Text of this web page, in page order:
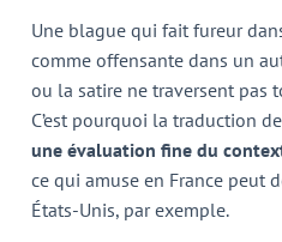
Une blague qui fait fureur
comme offensante dans un
ou la satire ne traversent pas
C’est pourquoi la traduction
une évaluation fine du
ce qui amuse en France peut
États-Unis, par exemple.